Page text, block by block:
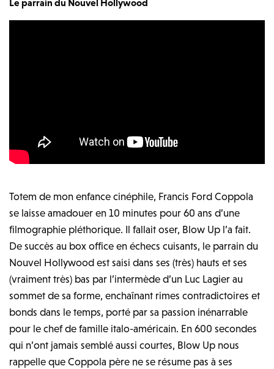
Le parrain du Nouvel Hollywood
Totem de mon enfance cinéphile, Francis Ford Coppola
se laisse amadouer en 10 minutes pour 60 ans d’une
filmographie pléthorique. Il fallait oser, Blow Up l’a fait.
De succès au box office en échecs cuisants, le parrain du
Nouvel Hollywood est saisi dans ses (très) hauts et ses
(vraiment très) bas par l’intermède d’un Luc Lagier au
sommet de sa forme, enchaînant rimes contradictoires et
bonds dans le temps, porté par sa passion inénarrable
pour le chef de famille italo-américain. En 600 secondes
qui n’ont jamais semblé aussi courtes, Blow Up nous
rappelle que Coppola père ne se résume pas à ses